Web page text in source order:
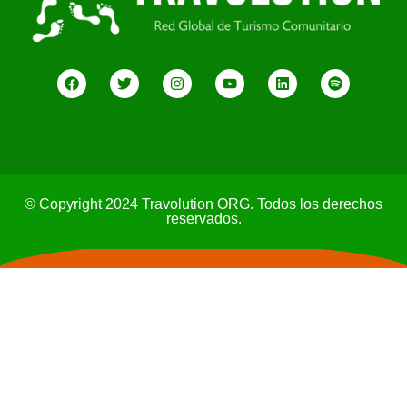
© Copyright 2024 Travolution ORG. Todos los derechos
reservados.